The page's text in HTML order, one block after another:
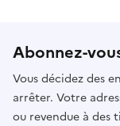
Abonnez-
Vous décidez des
arrêter. Votre
ou revendue à des